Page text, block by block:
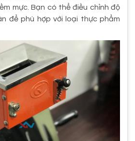
mực. Bạn có thể điều chỉnh độ
để phù hợp với loại thực phẩm